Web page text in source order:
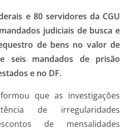
e 80 servidores da CGU
judiciais de busca e
de bens no valor de
seis mandados de prisão
e no DF.
que as investigações
de irregularidades
de mensalidades